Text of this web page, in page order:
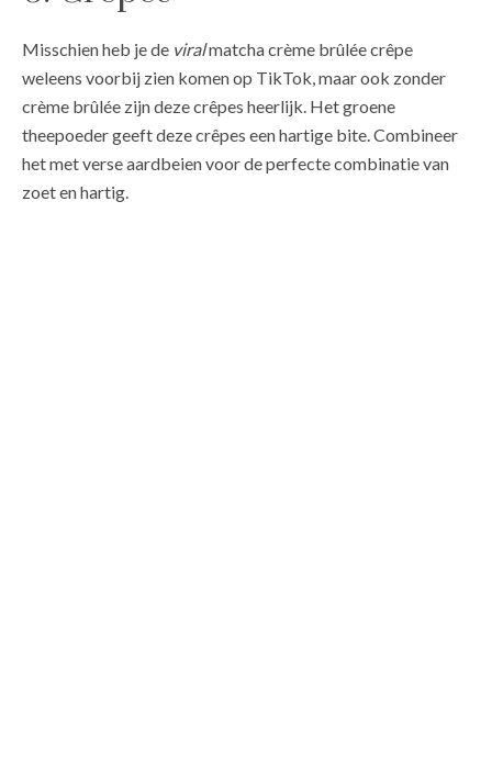
Misschien heb je de viralmatcha crème brûlée crêpe
weleens voorbij zien komen op TikTok, maar ook zonder
crème brûlée zijn deze crêpes heerlijk. Het groene
theepoeder geeft deze crêpes een hartige bite. Combineer
het met verse aardbeien voor de perfecte combinatie van
zoet en hartig.